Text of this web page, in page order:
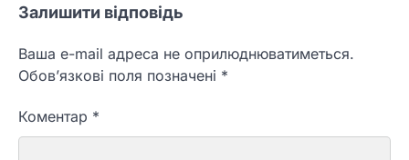
Залишити відповідь
Ваша e-mail адреса не оприлюднюватиметься.
Обов’язкові поля позначені *
Коментар *